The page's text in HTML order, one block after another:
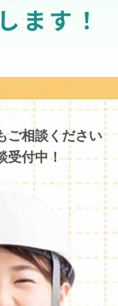
ます！
ご相談ください
受付中！